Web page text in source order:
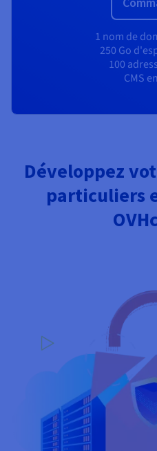
1 nom de
250 Go
100
CMS
Développez
particuliers